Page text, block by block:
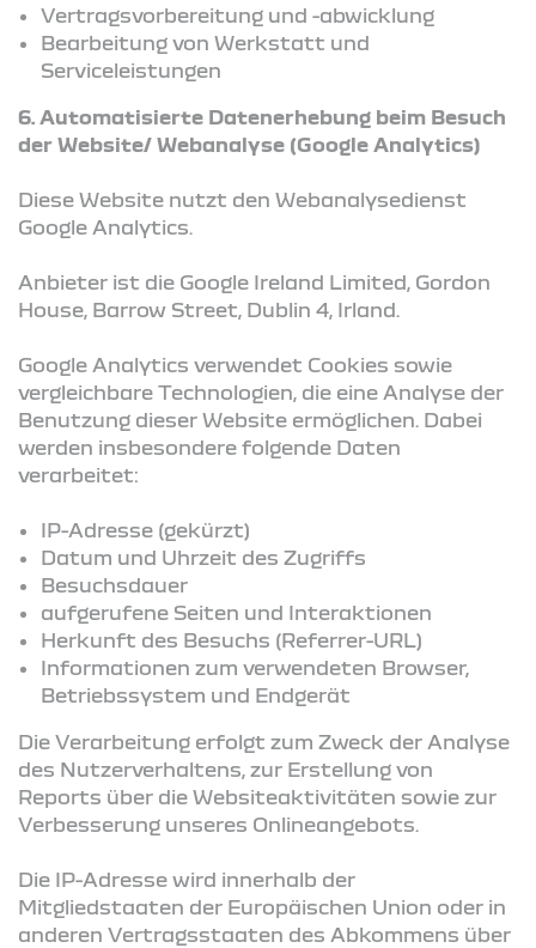
Vertragsvorbereitung und -abwicklung
Bearbeitung von Werkstatt und
Serviceleistungen
6. Automatisierte Datenerhebung beim Besuch
der Website/ Webanalyse (Google Analytics)
Diese Website nutzt den Webanalysedienst
Google Analytics.
Anbieter ist die Google Ireland Limited, Gordon
House, Barrow Street, Dublin 4, Irland.
Google Analytics verwendet Cookies sowie
vergleichbare Technologien, die eine Analyse der
Benutzung dieser Website ermöglichen. Dabei
werden insbesondere folgende Daten
verarbeitet:
IP-Adresse (gekürzt)
Datum und Uhrzeit des Zugriffs
Besuchsdauer
aufgerufene Seiten und Interaktionen
Herkunft des Besuchs (Referrer-URL)
Informationen zum verwendeten Browser,
Betriebssystem und Endgerät
Die Verarbeitung erfolgt zum Zweck der Analyse
des Nutzerverhaltens, zur Erstellung von
Reports über die Websiteaktivitäten sowie zur
Verbesserung unseres Onlineangebots.
Die IP-Adresse wird innerhalb der
Mitgliedstaaten der Europäischen Union oder in
anderen Vertragsstaaten des Abkommens über